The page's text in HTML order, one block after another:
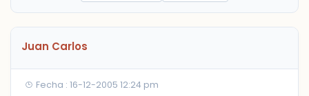
Juan Carlos
Fecha : 16-12-2005 12:24 pm